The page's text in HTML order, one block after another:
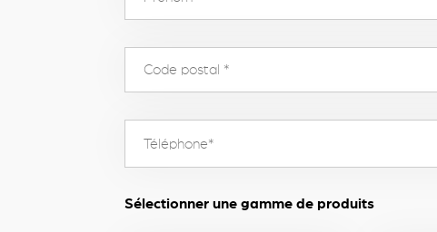
Sélectionner une gamme de produits